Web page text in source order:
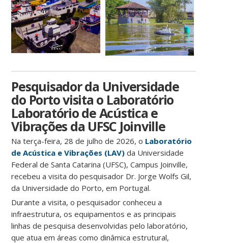
Pesquisador da Universidade
do Porto visita o Laboratório
Laboratório de Acústica e
Vibrações da UFSC Joinville
Na terça-feira, 28 de julho de 2026, o Laboratório
de Acústica e Vibrações (LAV) da Universidade
Federal de Santa Catarina (UFSC), Campus Joinville,
recebeu a visita do pesquisador Dr. Jorge Wolfs Gil,
da Universidade do Porto, em Portugal.
Durante a visita, o pesquisador conheceu a
infraestrutura, os equipamentos e as principais
linhas de pesquisa desenvolvidas pelo laboratório,
que atua em áreas como dinâmica estrutural,